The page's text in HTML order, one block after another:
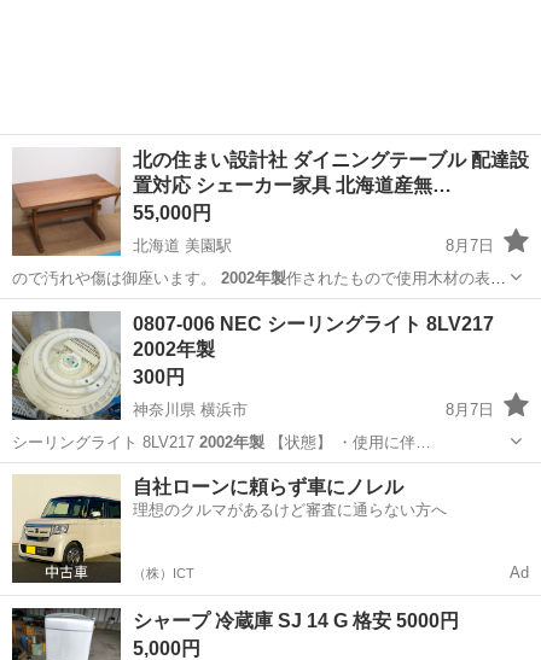
北の住まい設計社 ダイニングテーブル 配達設
置対応 シェーカー家具 北海道産無…
55,000円
北海道 美園駅
8月7日
ので汚れや傷は御座います。 2002年製作されたもので使用木材の表記
があり…
北海道 札幌市
0807-006 NEC シーリングライト 8LV217
2002年製
300円
神奈川県 横浜市
8月7日
シーリングライト 8LV217 2002年製 【状態】 ・使用に伴…
神奈川 横浜市 照明器具 2002年製
自社ローンに頼らず車にノレル
理想のクルマがあるけど審査に通らない方へ
（株）ICT Ad
シャープ 冷蔵庫 SJ 14 G 格安 5000円
5,000円